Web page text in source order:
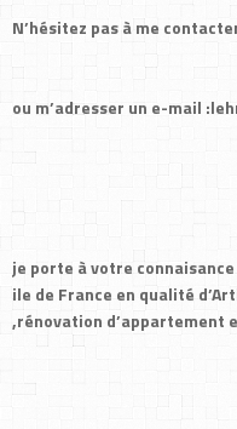
N’hésitez pas à me
ou m’adresser un e-mail
je porte à votre
ile de France en qualité
,rénovation d’appartement